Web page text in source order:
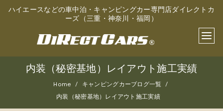
ハイエースなどの車中泊・キャンピングカー専門店ダイレクトカ
ーズ（三重・神奈川・福岡）
内装（秘密基地）レイアウト施工実績
Home
キャンピングカーブログ一覧
内装（秘密基地）レイアウト施工実績